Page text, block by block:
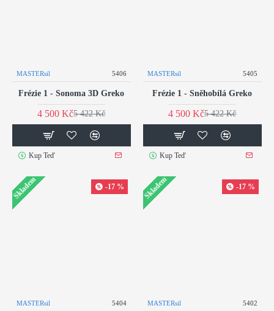
MASTERsil 5406
Frézie 1 - Sonoma 3D Greko
4 500 Kč5 422 Kč
Kup Teď
MASTERsil 5405
Frézie 1 - Sněhobílá Greko
4 500 Kč5 422 Kč
Kup Teď
Skladem -17 %
MASTERsil 5404
Skladem -17 %
MASTERsil 5402